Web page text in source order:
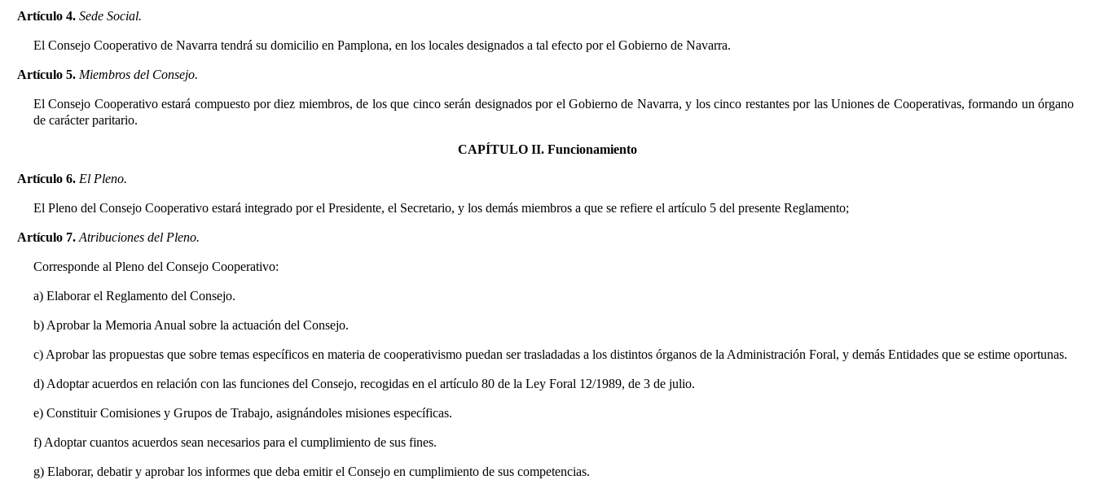
Artículo 4. Sede Social.
El Consejo Cooperativo de Navarra tendrá su domicilio en Pamplona, en los locales designados a tal efecto por el Gobierno de Navarra.
Artículo 5. Miembros del Consejo.
El Consejo Cooperativo estará compuesto por diez miembros, de los que cinco serán designados por el Gobierno de Navarra, y los cinco restantes por las Uniones de Cooperativas, formando un órgano
de carácter paritario.
CAPÍTULO II. Funcionamiento
Artículo 6. El Pleno.
El Pleno del Consejo Cooperativo estará integrado por el Presidente, el Secretario, y los demás miembros a que se refiere el artículo 5 del presente Reglamento;
Artículo 7. Atribuciones del Pleno.
Corresponde al Pleno del Consejo Cooperativo:
a) Elaborar el Reglamento del Consejo.
b) Aprobar la Memoria Anual sobre la actuación del Consejo.
c) Aprobar las propuestas que sobre temas específicos en materia de cooperativismo puedan ser trasladadas a los distintos órganos de la Administración Foral, y demás Entidades que se estime oportunas.
d) Adoptar acuerdos en relación con las funciones del Consejo, recogidas en el artículo 80 de la Ley Foral 12/1989, de 3 de julio.
e) Constituir Comisiones y Grupos de Trabajo, asignándoles misiones específicas.
f) Adoptar cuantos acuerdos sean necesarios para el cumplimiento de sus fines.
g) Elaborar, debatir y aprobar los informes que deba emitir el Consejo en cumplimiento de sus competencias.